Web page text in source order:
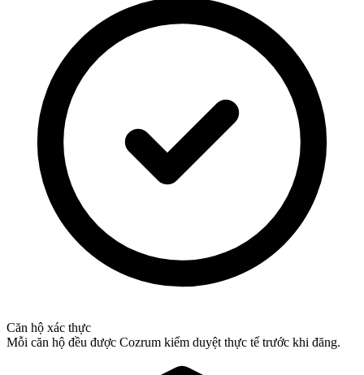
Căn hộ xác thực
Mỗi căn hộ đều được Cozrum kiểm duyệt thực tế trước khi đăng.